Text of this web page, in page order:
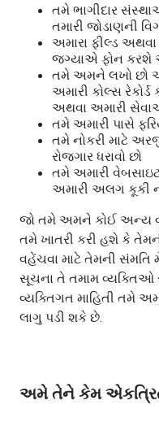
તમે ભાગીદાર
તમારી જોડાણની
અમારા ફીલ્ડ
જગ્યાએ ફોન કરશે
તમે અમને લખો છો
અમારી કોલ્સ
અથવા અમારી
તમે અમારી પાસે
તમે નોકરી માટે
રોજગાર ધરાવો છો
તમે અમારી
અમારી અલગ કૂકી
જો તમે અમને કોઈ અન્ય
તમે ખાતરી કરી હશે કે
વહેંચવા માટે તેમની સંમતિ
સૂચના તે તમામ
વ્યક્તિગત માહિતી તમે
લાગુ પડી શકે છે.
અમે તેને કેમ